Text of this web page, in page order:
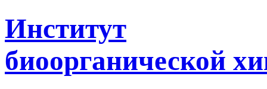
Институт
биоорганической